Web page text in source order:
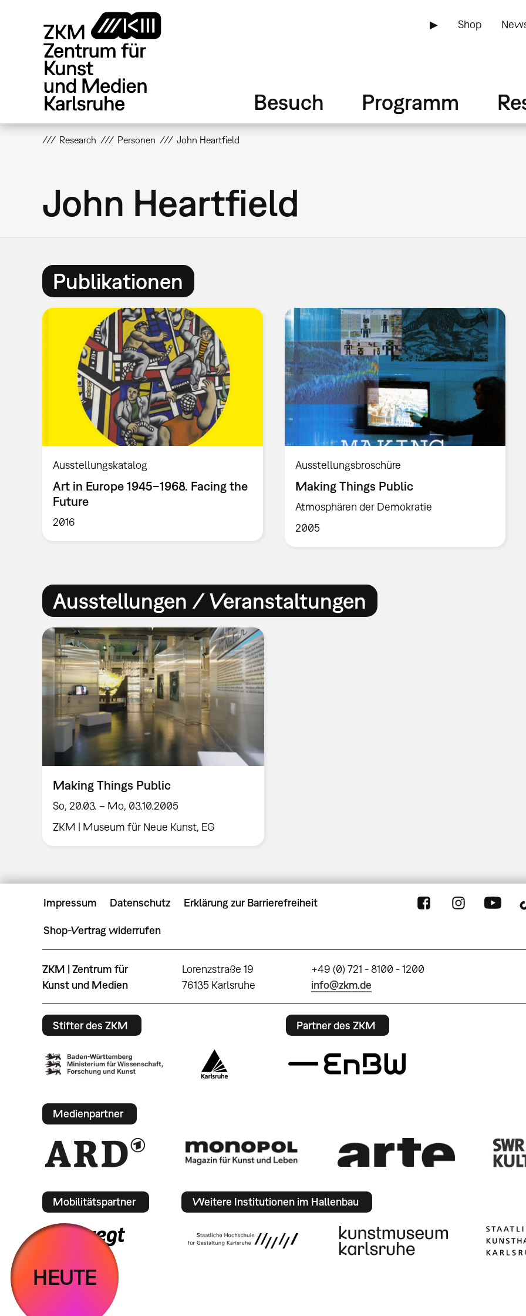
▶ Shop
Besuch Programm
Research Personen John Heartfield
John Heartfield
Publikationen
Ausstellungskatalog
Art in Europe 1945–1968. Facing the
Future
2016
Ausstellungsbroschüre
Making Things Public
Atmosphären der Demokratie
2005
Ausstellungen / Veranstaltungen
Making Things Public
So, 20.03. – Mo, 03.10.2005
ZKM | Museum für Neue Kunst, EG
Impressum Datenschutz Erklärung zur Barrierefreiheit
Shop-Vertrag widerrufen
ZKM | Zentrum für
Kunst und Medien
Lorenzstraße 19
76135 Karlsruhe
+49 (0) 721 - 8100 - 1200
info@zkm.de
Stifter des ZKM Partner des ZKM
Medienpartner
Mobilitätspartner Weitere Institutionen im Hallenbau
HEUTE